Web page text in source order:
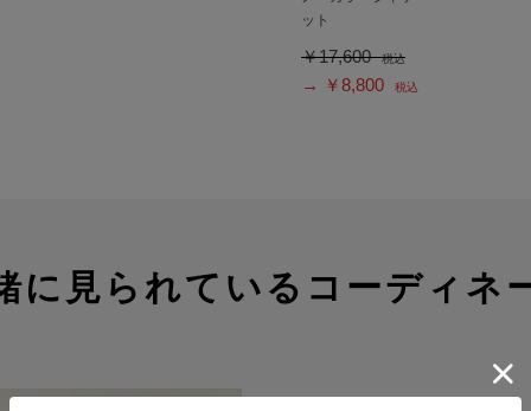
ット
￥17,600 税込
→ ￥8,800 税込
に見られているコーディネ